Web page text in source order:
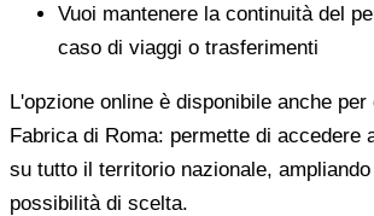
Vuoi mantenere la continuità del
caso di viaggi o trasferimenti
L'opzione online è disponibile anche
Fabrica di Roma: permette di accedere
su tutto il territorio nazionale,
possibilità di scelta.